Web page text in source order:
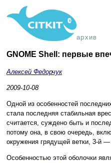
архив
GNOME Shell: первые
Алексей Федорчук
2009-10-08
Одной из особенностей
стала последняя стабильная
считается, суждено быть и
потому она, в свою очередь,
окружения грядущей ветки, 3-й
Особенностью этой оболочки